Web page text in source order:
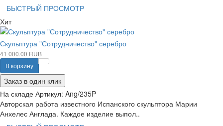
БЫСТРЫЙ ПРОСМОТР
Хит
Скульптура "Сотрудничество" серебро
41 000.00 RUB
В корзину
Заказ в один клик
На складе Артикул: Ang/235P
Авторская работа известного Испанского скульптора Марии
Анхелес Англада. Каждое изделие выпол..